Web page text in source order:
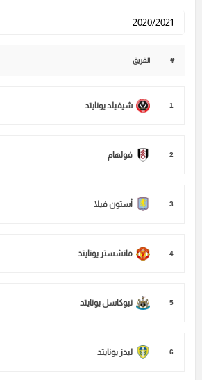
2020/2021
# الفريق
1 شيفيلد يونايتد
2 فولهام
3 أستون فيلا
4 مانشستر يونايتد
5 نيوكاسل يونايتد
6 ليدز يونايتد